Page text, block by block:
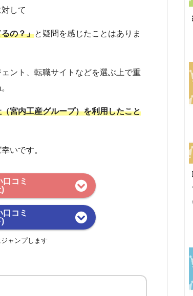
して
の？」と疑問を感じたことはありま
ント、転職サイトなどを選ぶ上で重
宮内工産グループ）を利用したこと
いです。
コミ
コミ
ャンプします